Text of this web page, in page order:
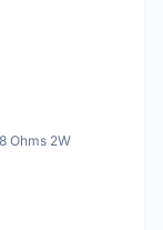
Ohms 2W